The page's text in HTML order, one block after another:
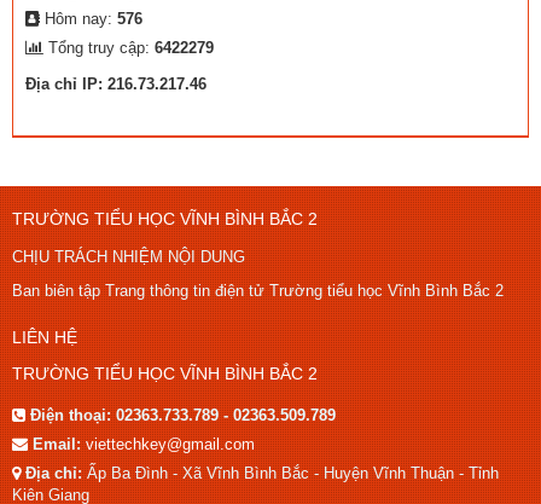
Hôm nay: 576
Tổng truy cập: 6422279
Địa chỉ IP: 216.73.217.46
TRƯỜNG TIỂU HỌC VĨNH BÌNH BẮC 2
CHỊU TRÁCH NHIỆM NỘI DUNG
Ban biên tập Trang thông tin điện tử Trường tiểu học Vĩnh Bình Bắc 2
LIÊN HỆ
TRƯỜNG TIỂU HỌC VĨNH BÌNH BẮC 2
Điện thoại:02363.733.789 - 02363.509.789
Email:viettechkey@gmail.com
Địa chỉ:Ấp Ba Đình - Xã Vĩnh Bình Bắc - Huyện Vĩnh Thuận - Tỉnh
Kiên Giang